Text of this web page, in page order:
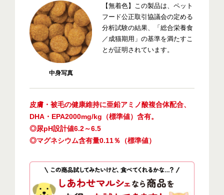
中身写真
【無着色】この製品は、ペット
フード公正取引協議会の定める
分析試験の結果、「総合栄養食
／成猫期用」の基準を満たすこ
とが証明されています。
皮膚・被毛の健康維持に亜鉛アミノ酸複合体配合、
DHA・EPA2000mg/kg（標準値）含有。
◎尿pH設計値6.2～6.5
◎マグネシウム含有量0.11％（標準値）